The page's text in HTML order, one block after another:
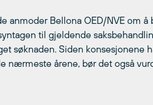
anmoder Bellona OED/NVE om
til gjeldende
søknaden. Siden konsesjonene
nærmeste årene, bør det også